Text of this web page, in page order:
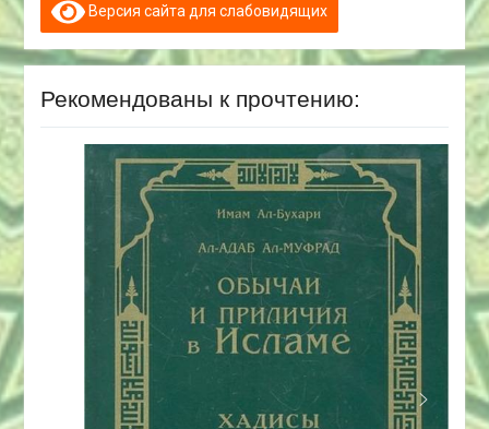
Версия сайта для слабовидящих
Рекомендованы к прочтению: